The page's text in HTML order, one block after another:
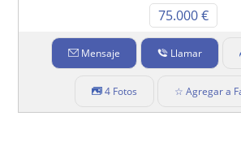
75.000 €
Mensaje Llamar
4 Fotos ☆ Agregar a